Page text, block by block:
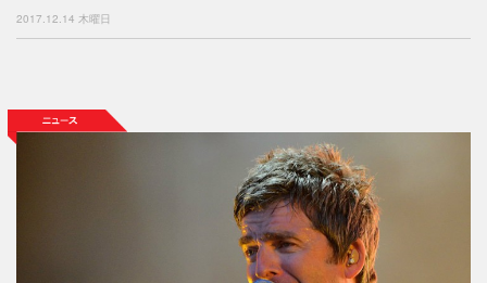
o
2017.12.14 木曜日